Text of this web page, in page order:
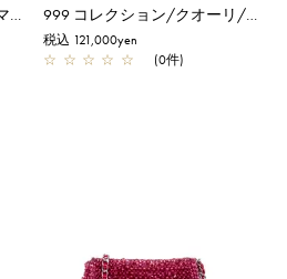
クオーリ/マットホワイト×マットカルネピンク【オンラインストア先行販売カラー】 999 コレクション/クオーリ/ピュアシルバー×ピュアシルバーピンク【一部店舗先行販売商品】
税込 121,000yen
☆ ☆ ☆ ☆ ☆ (0件)